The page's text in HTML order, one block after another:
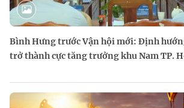
Bình Hưng trước Vận hội mới: Định
trở thành cực tăng trưởng khu Nam TP.